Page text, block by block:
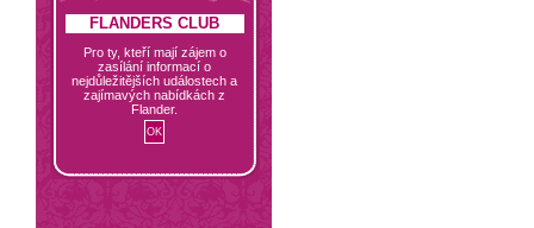
FLANDERS CLUB
Pro ty, kteří mají zájem o
zasílání informací o
nejdůležitějších událostech a
zajímavých nabídkách z
Flander.